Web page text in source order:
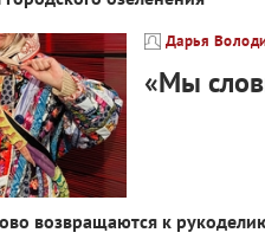
Дарья
«Мы
возвращаются к